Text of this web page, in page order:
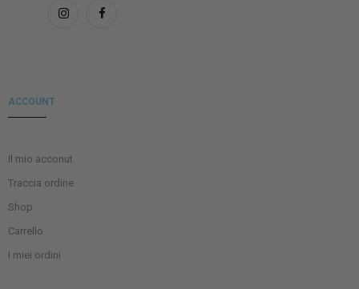
ACCOUNT
Il mio acconut
Traccia ordine
Shop
Carrello
I miei ordini